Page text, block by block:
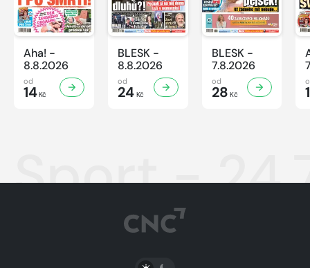
Aha! -
8.8.2026
od
14Kč
BLESK -
8.8.2026
od
24Kč
BLESK -
7.8.2026
od
28 Kč
Sport -
PŘEPNOUT SVĚTLÝ/TMAVÝ REŽIM